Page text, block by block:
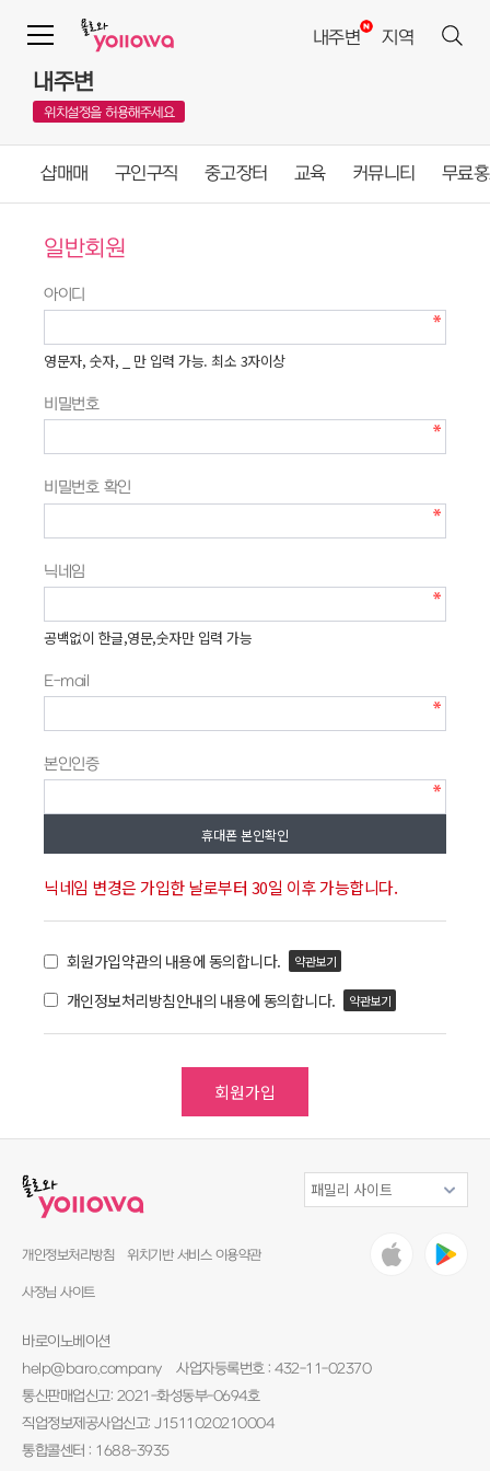
내주변 지역
내주변
위치설정을 허용해주세요
샵매매 구인구직 중고장터 교육 커뮤니티 무료
일반회원
아이디
영문자, 숫자, _ 만 입력 가능. 최소 3자이상
비밀번호
비밀번호 확인
닉네임
공백없이 한글,영문,숫자만 입력 가능
E-mail
본인인증
휴대폰 본인확인
닉네임 변경은 가입한 날로부터 30일 이후 가능합니다.
회원가입약관의 내용에 동의합니다. 약관보기
개인정보처리방침안내의 내용에 동의합니다. 약관보기
개인정보처리방침 위치기반 서비스 이용약관
사장님 사이트
바로이노베이션
help@baro.company
사업자등록번호 : 432-11-02370
통신판매업신고: 2021-화성동부-0694호
직업정보제공사업신고: J1511020210004
통합콜센터 : 1688-3935